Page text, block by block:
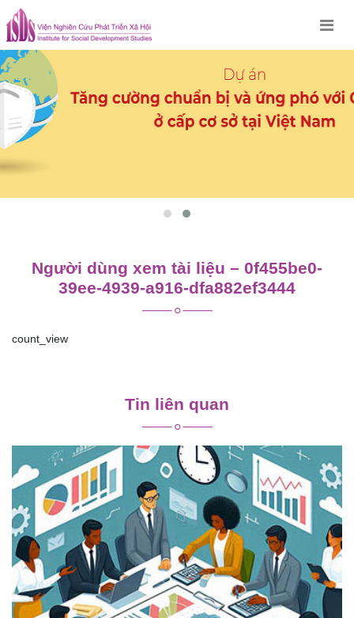
Skip
to
content
Người dùng xem tài liệu – 0f455be0-
39ee-4939-a916-dfa882ef3444
count_view
viết
Tin liên quan